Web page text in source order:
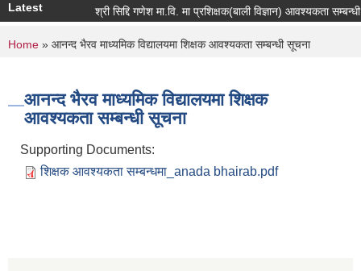
Latest श्री सिद्दि गणेश मा.वि. मा प्रशिक्षक(बाली विज्ञान) आवश्यकता सम्बन्धी सूचना
You are here
Home » आनन्द भैरव माध्यमिक विद्यालयमा शिक्षक आवश्यकता सम्बन्धी सूचना
आनन्द भैरव माध्यमिक विद्यालयमा शिक्षक
आवश्यकता सम्बन्धी सूचना
Supporting Documents:
शिक्षक आवश्यकता सम्बन्धमा_anada bhairab.pdf